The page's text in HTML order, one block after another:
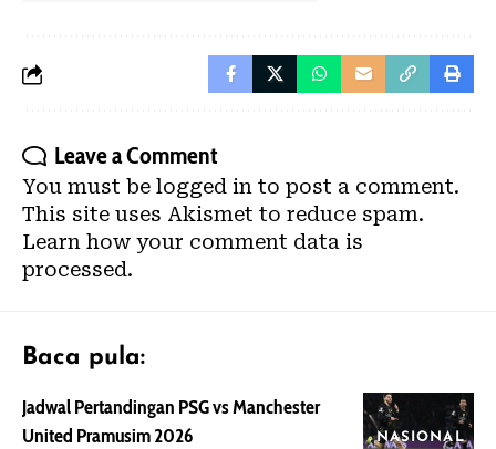
Leave a Comment
You must be logged in to post a comment.
This site uses Akismet to reduce spam.
Learn how your comment data is
processed.
Baca pula:
NASIONAL
Jadwal Pertandingan PSG vs Manchester
United Pramusim 2026